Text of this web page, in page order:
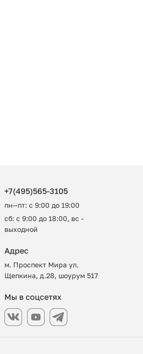
+7(495)565-3105
пн—пт: с 9:00 до 19:00
сб: с 9:00 до 18:00, вс -
выходной
Адрес
м. Проспект Мира ул.
Щепкина, д.28, шоурум 517
Мы в соцсетях